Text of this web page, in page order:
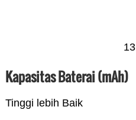
13
Kapasitas Baterai (mAh)
Tinggi lebih Baik